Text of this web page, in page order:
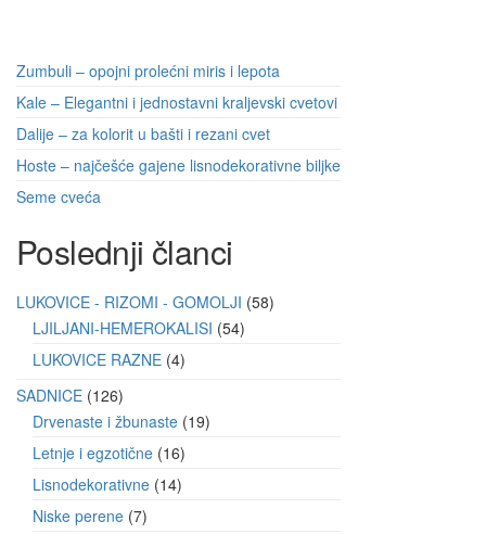
Zumbuli – opojni prolećni miris i lepota
Kale – Elegantni i jednostavni kraljevski cvetovi
Dalije – za kolorit u bašti i rezani cvet
Hoste – najčešće gajene lisnodekorativne biljke
Seme cveća
Poslednji članci
LUKOVICE - RIZOMI - GOMOLJI 58
LJILJANI-HEMEROKALISI 54
LUKOVICE RAZNE 4
SADNICE 126
Drvenaste i žbunaste 19
Letnje i egzotične 16
Lisnodekorativne 14
Niske perene 7